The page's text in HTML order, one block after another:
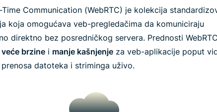
Time Communication (WebRTC) je kolekcija
koja omogućava veb-pregledačima da komuniciraju
direktno bez posredničkog servera. Prednosti
veće brzine i manje kašnjenje za veb-aplikacije poput
prenosa datoteka i striminga uživo.